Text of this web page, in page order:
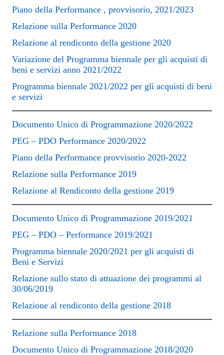
Piano della Performance , provvisorio, 2021/2023
Relazione sulla Performance 2020
Relazione al rendiconto della gestione 2020
Variazione del Programma biennale per gli acquisti di
beni e servizi anno 2021/2022
Programma biennale 2021/2022 per gli acquisti di beni
e servizi
Documento Unico di Programmazione 2020/2022
PEG – PDO Performance 2020/2022
Piano della Performance provvisorio 2020-2022
Relazione sulla Performance 2019
Relazione al Rendiconto della gestione 2019
Documento Unico di Programmazione 2019/2021
PEG – PDO – Performance 2019/2021
Programma biennale 2020/2021 per gli acquisti di
Beni e Servizi
Relazione sullo stato di attuazione dei programmi al
30/06/2019
Relazione al rendiconto della gestione 2018
Relazione sulla Performance 2018
Documento Unico di Programmazione 2018/2020